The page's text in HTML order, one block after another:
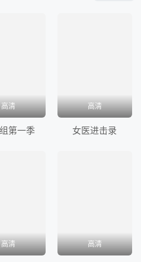
为何来救梦凡......小帅又能
与妖魔恶煞终极大战炫目
高清
第一季
高清
女医进击录
高清 高清